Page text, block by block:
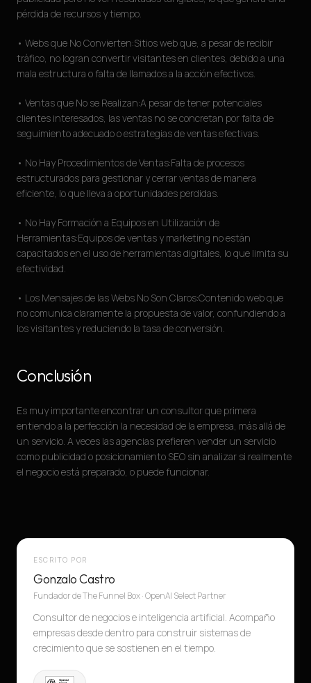
pérdida de recursos y tiempo.
• Webs que No Convierten:Sitios web que, a pesar de recibir
tráfico, no logran convertir visitantes en clientes, debido a una
mala estructura o falta de llamados a la acción efectivos.
• Ventas que No se Realizan:A pesar de tener potenciales
clientes interesados, las ventas no se concretan por falta de
seguimiento adecuado o estrategias de ventas efectivas.
• No Hay Procedimientos de Ventas:Falta de procesos
estructurados para gestionar y cerrar ventas de manera
eficiente, lo que lleva a oportunidades perdidas.
• No Hay Formación a Equipos en Utilización de
Herramientas:Equipos de ventas y marketing no están
capacitados en el uso de herramientas digitales, lo que limita su
efectividad.
• Los Mensajes de las Webs No Son Claros:Contenido web que
no comunica claramente la propuesta de valor, confundiendo a
los visitantes y reduciendo la tasa de conversión.
Conclusión
Es muy importante encontrar un consultor que primera
entiendo a la perfección la necesidad de la empresa, más allá de
un servicio. A veces las agencias prefieren vender un servicio
como publicidad o posicionamiento SEO sin analizar si realmente
el negocio está preparado, o puede funcionar.
ESCRITO POR
Gonzalo Castro
Fundador de The Funnel Box · OpenAI Select Partner
Consultor de negocios e inteligencia artificial. Acompaño
empresas desde dentro para construir sistemas de
crecimiento que se sostienen en el tiempo.